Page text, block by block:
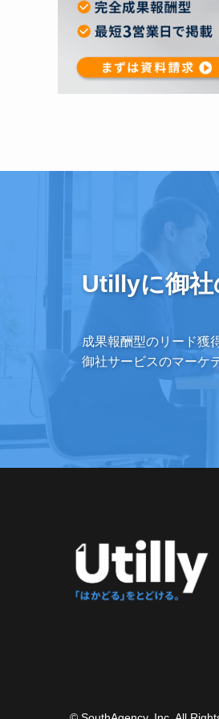
Utillyに御
成果報酬型のリード獲
御社サービスのマーケ